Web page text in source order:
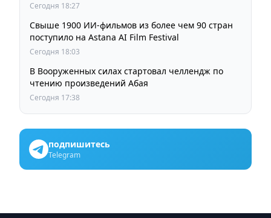
Сегодня 18:27
Свыше 1900 ИИ-фильмов из более чем 90 стран
поступило на Astana AI Film Festival
Сегодня 18:03
В Вооруженных силах стартовал челлендж по
чтению произведений Абая
Сегодня 17:38
подпишитесь
Telegram